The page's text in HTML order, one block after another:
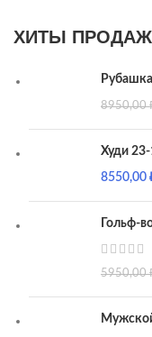
ХИТЫ ПРОДАЖ
8950,00
Худи
8550,00
Гольф-
5950,00